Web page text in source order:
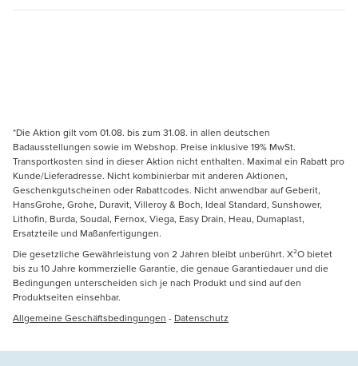
*Die Aktion gilt vom 01.08. bis zum 31.08. in allen deutschen
Badausstellungen sowie im Webshop. Preise inklusive 19% MwSt.
Transportkosten sind in dieser Aktion nicht enthalten. Maximal ein Rabatt pro
Kunde/Lieferadresse. Nicht kombinierbar mit anderen Aktionen,
Geschenkgutscheinen oder Rabattcodes. Nicht anwendbar auf Geberit,
HansGrohe, Grohe, Duravit, Villeroy & Boch, Ideal Standard, Sunshower,
Lithofin, Burda, Soudal, Fernox, Viega, Easy Drain, Heau, Dumaplast,
Ersatzteile und Maßanfertigungen.
Die gesetzliche Gewährleistung von 2 Jahren bleibt unberührt. X²O bietet
bis zu 10 Jahre kommerzielle Garantie, die genaue Garantiedauer und die
Bedingungen unterscheiden sich je nach Produkt und sind auf den
Produktseiten einsehbar.
Allgemeine Geschäftsbedingungen - Datenschutz